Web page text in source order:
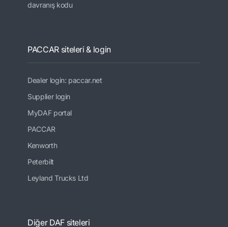
davranış kodu
PACCAR siteleri & login
Dealer login: paccar.net
Supplier login
MyDAF portal
PACCAR
Kenworth
Peterbilt
Leyland Trucks Ltd
Diğer DAF siteleri